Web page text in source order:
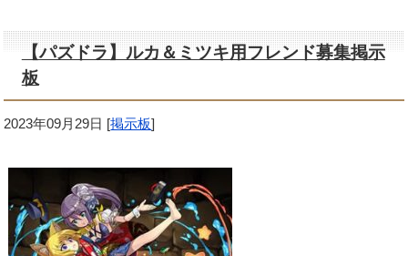
【パズドラ】ルカ＆ミツキ用フレンド募集掲示
板
2023年09月29日 [掲示板]